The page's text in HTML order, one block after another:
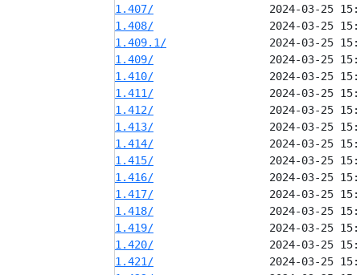
1.407/
1.408/
1.409.1/
1.409/
1.410/
1.411/
1.412/
1.413/
1.414/
1.415/
1.416/
1.417/
1.418/
1.419/
1.420/
1.421/